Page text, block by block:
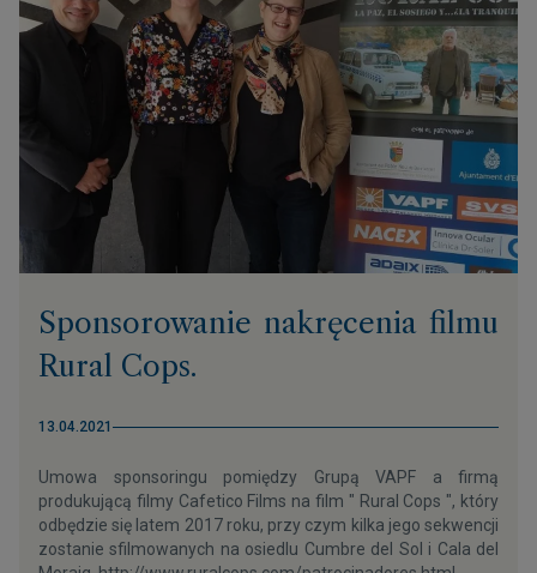
Sponsorowanie nakręcenia filmu
Rural Cops.
13.04.2021
Umowa sponsoringu pomiędzy Grupą VAPF a firmą
produkującą filmy Cafetico Films na film " Rural Cops ", który
odbędzie się latem 2017 roku, przy czym kilka jego sekwencji
zostanie sfilmowanych na osiedlu Cumbre del Sol i Cala del